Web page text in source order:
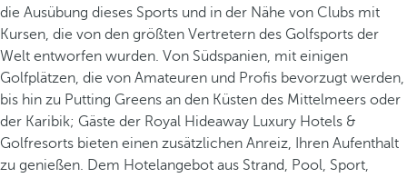
die Ausübung dieses Sports und in der Nähe von Clubs mit
Kursen, die von den größten Vertretern des Golfsports der
Welt entworfen wurden. Von Südspanien, mit einigen
Golfplätzen, die von Amateuren und Profis bevorzugt werden,
bis hin zu Putting Greens an den Küsten des Mittelmeers oder
der Karibik; Gäste der Royal Hideaway Luxury Hotels &
Golfresorts bieten einen zusätzlichen Anreiz, Ihren Aufenthalt
zu genießen. Dem Hotelangebot aus Strand, Pool, Sport,